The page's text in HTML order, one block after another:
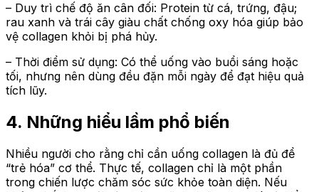
– Duy trì chế độ ăn cân đối: Protein từ cá, trứng, đậu;
rau xanh và trái cây giàu chất chống oxy hóa giúp bảo
vệ collagen khỏi bị phá hủy.
– Thời điểm sử dụng: Có thể uống vào buổi sáng hoặc
tối, nhưng nên dùng đều đặn mỗi ngày để đạt hiệu quả
tích lũy.
4. Những hiểu lầm phổ biến
Nhiều người cho rằng chỉ cần uống collagen là đủ để
“trẻ hóa” cơ thể. Thực tế, collagen chỉ là một phần
trong chiến lược chăm sóc sức khỏe toàn diện. Nếu